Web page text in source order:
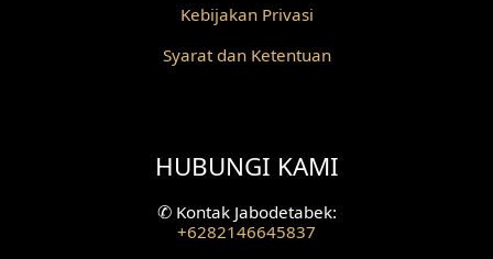
Desain Fasad Belakang
Desain Ruang Studio Musik
Fasad Rumah American Style
Desain Interior Villa
Kebijakan Privasi
Syarat dan Ketentuan
HUBUNGI KAMI
✆Kontak Jabodetabek:
+6282146645837